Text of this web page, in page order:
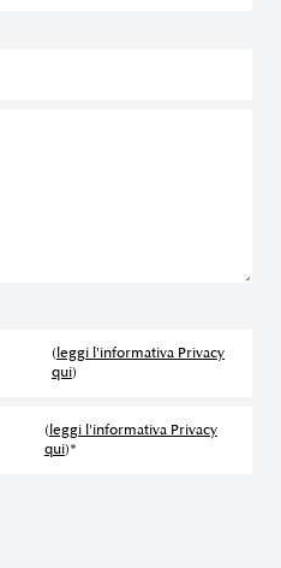
(leggi l'informativa Privacy
qui)
(leggi l'informativa Privacy
qui)*